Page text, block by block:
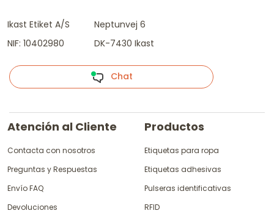
Ikast Etiket A/S
NIF: 10402980
Neptunvej 6
DK-7430 Ikast
Chat
Atención al Cliente
Contacta con nosotros
Preguntas y Respuestas
Envío FAQ
Devoluciones
Productos
Etiquetas para ropa
Etiquetas adhesivas
Pulseras identificativas
RFID